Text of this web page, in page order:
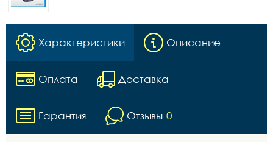
Характеристики Описание
Оплата Доставка
Гарантия Отзывы 0